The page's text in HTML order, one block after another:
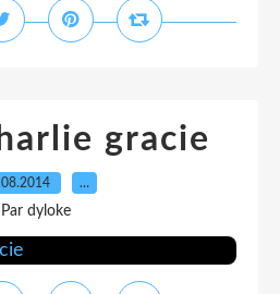
gracie
…
Par dyloke